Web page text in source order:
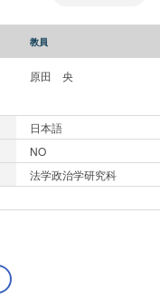
教員
原田 央
日本語
NO
法学政治学研究科